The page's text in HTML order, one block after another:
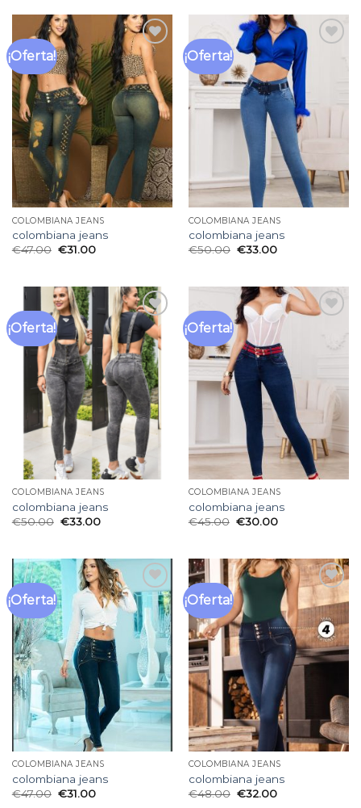
¡Oferta!
Añadir
a la
lista
de
deseos
COLOMBIANA JEANS
colombiana jeans
€47.00 €31.00
¡Oferta!
COLOMBIANA JEANS
colombiana jeans
€50.00 €33.00
¡Oferta!
Añadir
a la
lista
de
deseos
COLOMBIANA JEANS
colombiana jeans
€50.00 €33.00
¡Oferta!
lista
COLOMBIANA JEANS
colombiana jeans
€45.00 €30.00
¡Oferta!
Añadir
a la
lista
de
deseos
COLOMBIANA JEANS
colombiana jeans
€47.00 €31.00
¡Oferta!
Añadir
a la
lista
de
deseos
COLOMBIANA JEANS
colombiana jeans
€48.00 €32.00